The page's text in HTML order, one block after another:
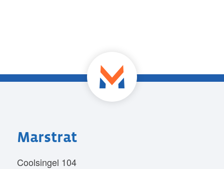
Marstrat
Coolsingel 104